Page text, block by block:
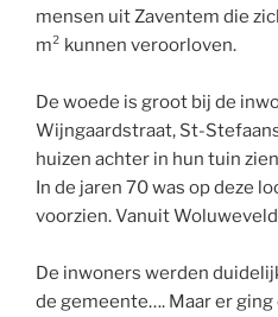
mensen uit Zaventem die
m² kunnen veroorloven.
De woede is groot bij de
Wijngaardstraat, St-
huizen achter in hun tuin
In de jaren 70 was op deze
voorzien. Vanuit
De inwoners werden
de gemeente…. Maar er